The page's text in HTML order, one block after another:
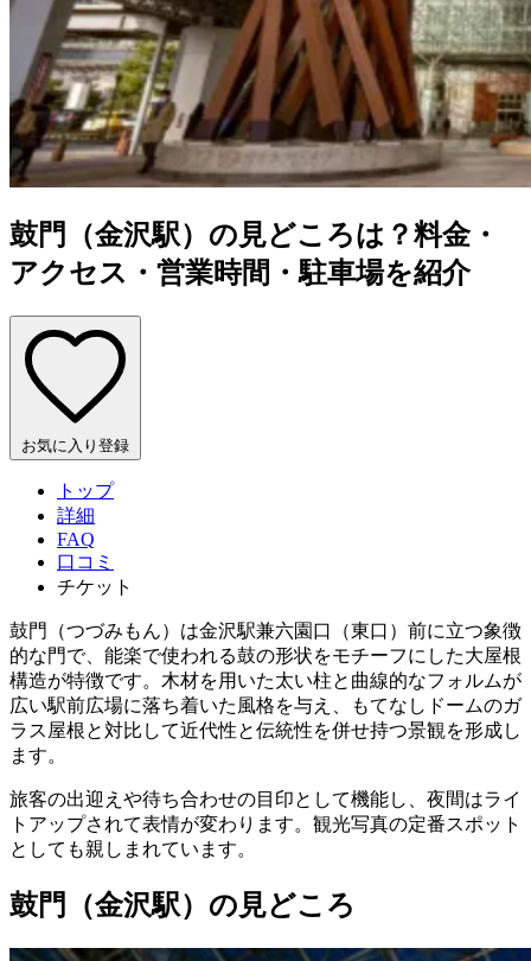
鼓門（金沢駅）の見どころは？料金・
アクセス・営業時間・駐車場を紹介
お気に入り登録
トップ
詳細
FAQ
口コミ
チケット
鼓門（つづみもん）は金沢駅兼六園口（東口）前に立つ象徴
的な門で、能楽で使われる鼓の形状をモチーフにした大屋根
構造が特徴です。木材を用いた太い柱と曲線的なフォルムが
広い駅前広場に落ち着いた風格を与え、もてなしドームのガ
ラス屋根と対比して近代性と伝統性を併せ持つ景観を形成し
ます。
旅客の出迎えや待ち合わせの目印として機能し、夜間はライ
トアップされて表情が変わります。観光写真の定番スポット
としても親しまれています。
鼓門（金沢駅）の見どころ